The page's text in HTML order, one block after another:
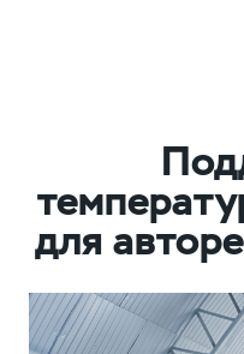
для